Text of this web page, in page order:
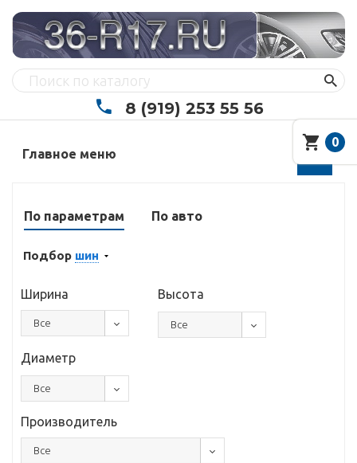
8 (919) 253 55 56
Главное меню
По параметрам По авто
Подбор шин
Ширина
Все
Высота
Все
Диаметр
Все
Производитель
Все
0